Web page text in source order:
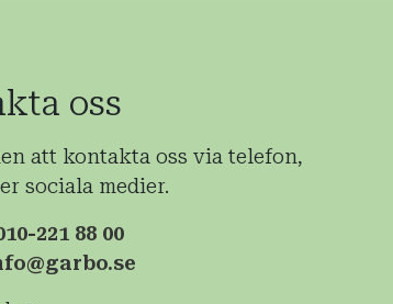
oss
att kontakta oss via telefon,
sociala medier.
221 88 00